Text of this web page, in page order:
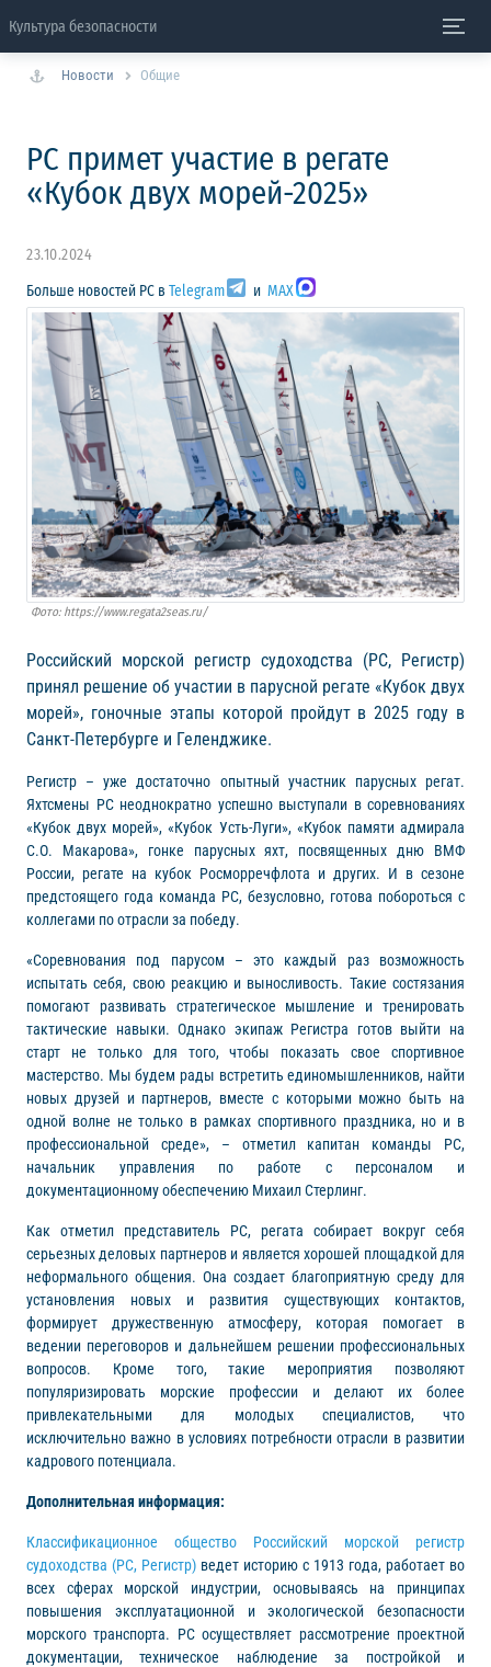
Культура безопасности
Новости Общие
РС примет участие в регате
«Кубок двух морей-2025»
23.10.2024
Больше новостей РС в Telegram и MAX
Фото: https://www.regata2seas.ru/
Российский морской регистр судоходства (РС, Регистр)
принял решение об участии в парусной регате «Кубок двух
морей», гоночные этапы которой пройдут в 2025 году в
Санкт-Петербурге и Геленджике.
Регистр – уже достаточно опытный участник парусных регат.
Яхтсмены РС неоднократно успешно выступали в соревнованиях
«Кубок двух морей», «Кубок Усть-Луги», «Кубок памяти адмирала
С.О. Макарова», гонке парусных яхт, посвященных дню ВМФ
России, регате на кубок Росморречфлота и других. И в сезоне
предстоящего года команда РС, безусловно, готова побороться с
коллегами по отрасли за победу.
«Соревнования под парусом – это каждый раз возможность
испытать себя, свою реакцию и выносливость. Такие состязания
помогают развивать стратегическое мышление и тренировать
тактические навыки. Однако экипаж Регистра готов выйти на
старт не только для того, чтобы показать свое спортивное
мастерство. Мы будем рады встретить единомышленников, найти
новых друзей и партнеров, вместе с которыми можно быть на
одной волне не только в рамках спортивного праздника, но и в
профессиональной среде», – отметил капитан команды РС,
начальник управления по работе с персоналом и
документационному обеспечению Михаил Стерлинг.
Как отметил представитель РС, регата собирает вокруг себя
серьезных деловых партнеров и является хорошей площадкой для
неформального общения. Она создает благоприятную среду для
установления новых и развития существующих контактов,
формирует дружественную атмосферу, которая помогает в
ведении переговоров и дальнейшем решении профессиональных
вопросов. Кроме того, такие мероприятия позволяют
популяризировать морские профессии и делают их более
привлекательными для молодых специалистов, что
исключительно важно в условиях потребности отрасли в развитии
кадрового потенциала.
Дополнительная информация:
Классификационное общество Российский морской регистр
судоходства (РС, Регистр) ведет историю с 1913 года, работает во
всех сферах морской индустрии, основываясь на принципах
повышения эксплуатационной и экологической безопасности
морского транспорта. РС осуществляет рассмотрение проектной
документации, техническое наблюдение за постройкой и